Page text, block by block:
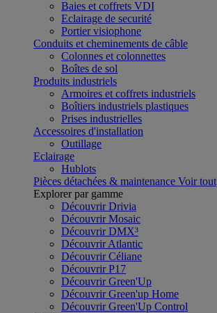
Baies et coffrets VDI
Eclairage de securité
Portier visiophone
Conduits et cheminements de câble
Colonnes et colonnettes
Boîtes de sol
Produits industriels
Armoires et coffrets industriels
Boîtiers industriels plastiques
Prises industrielles
Accessoires d'installation
Outillage
Eclairage
Hublots
Pièces détachées & maintenance Voir tout
Explorer par gamme
Découvrir Drivia
Découvrir Mosaic
Découvrir DMX³
Découvrir Atlantic
Découvrir Céliane
Découvrir P17
Découvrir Green'Up
Découvrir Green'up Home
Découvrir Green'Up Control